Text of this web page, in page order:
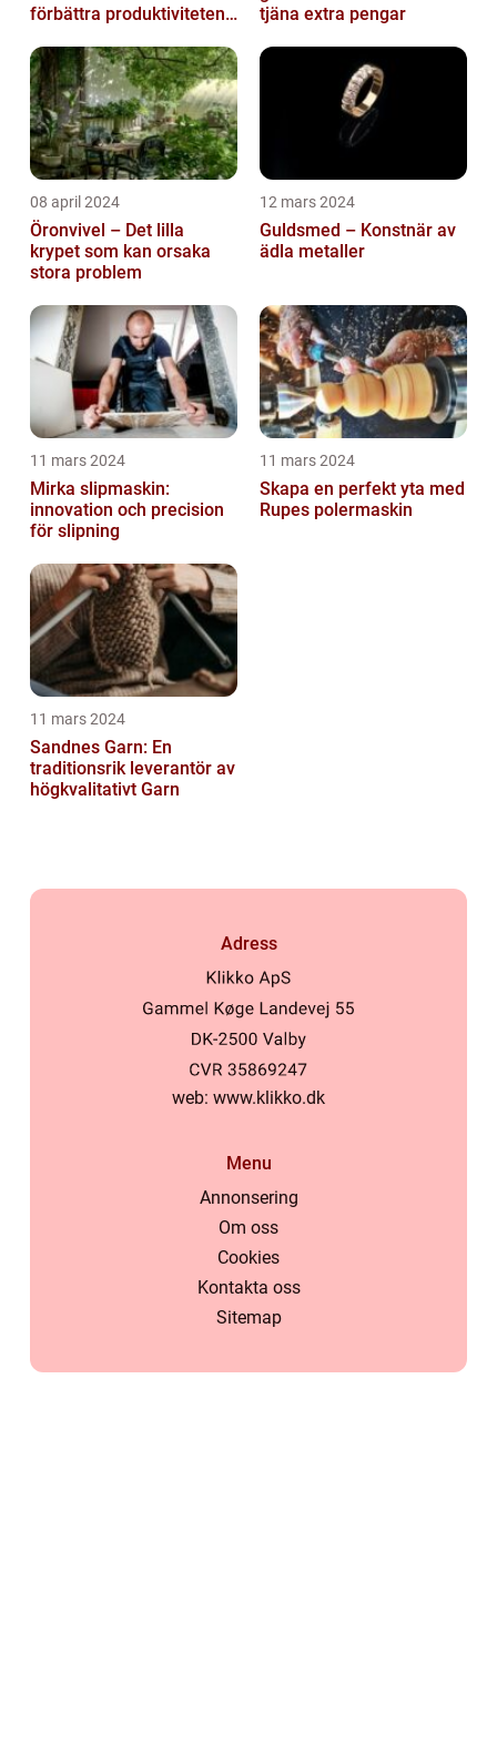
förbättra produktiviteten
tjäna extra pengar
08 april 2024
Öronvivel – Det lilla
krypet som kan orsaka
stora problem
12 mars 2024
Guldsmed – Konstnär av
ädla metaller
11 mars 2024
Mirka slipmaskin:
innovation och precision
för slipning
11 mars 2024
Skapa en perfekt yta med
Rupes polermaskin
11 mars 2024
Sandnes Garn: En
traditionsrik leverantör av
högkvalitativt Garn
Adress
web: www.klikko.dk
Menu
Annonsering
Om oss
Cookies
Kontakta oss
Sitemap